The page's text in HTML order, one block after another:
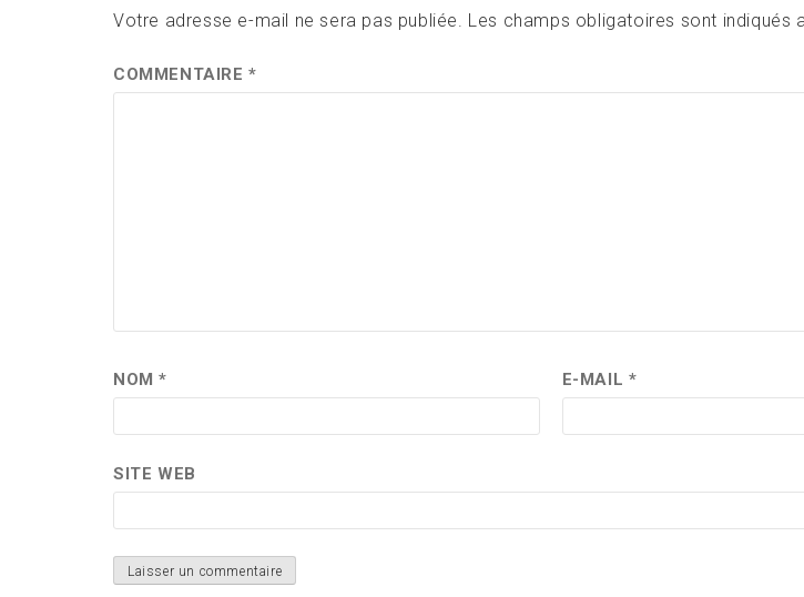
Votre adresse e-mail ne sera pas publiée. Les champs obligatoires sont indiqués
COMMENTAIRE*
NOM* E-MAIL *
SITE WEB